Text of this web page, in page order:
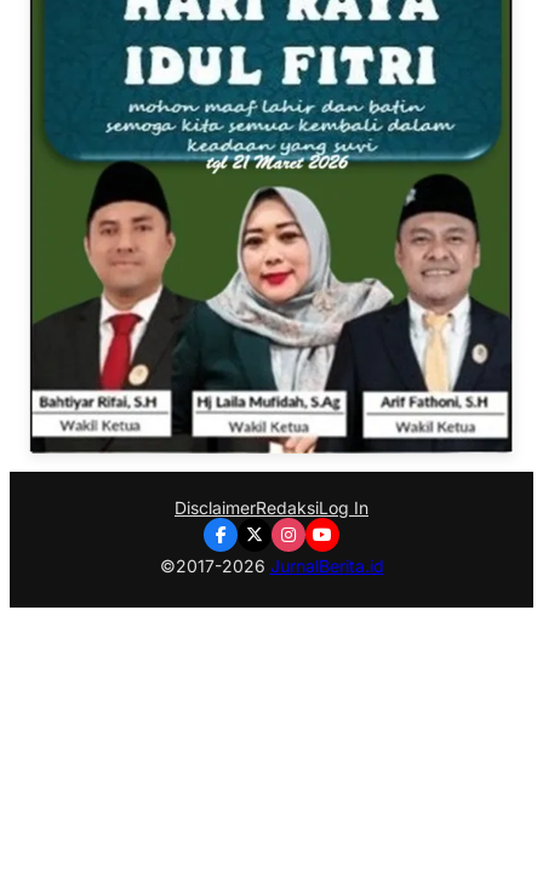
DisclaimerRedaksiLog In
©2017-2026 JurnalBerita.id